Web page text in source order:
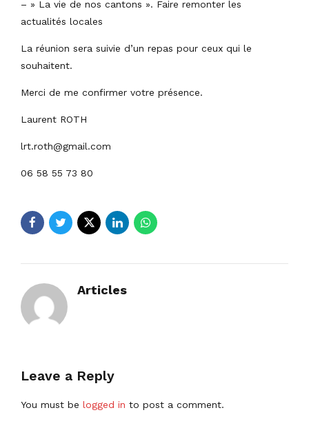
– » La vie de nos cantons ». Faire remonter les
actualités locales
La réunion sera suivie d’un repas pour ceux qui le
souhaitent.
Merci de me confirmer votre présence.
Laurent ROTH
lrt.roth@gmail.com
06 58 55 73 80
Articles
Leave a Reply
You must be logged in to post a comment.